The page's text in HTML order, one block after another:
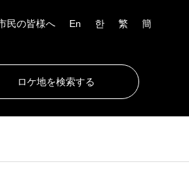
民の皆様へ En 한 繁 簡